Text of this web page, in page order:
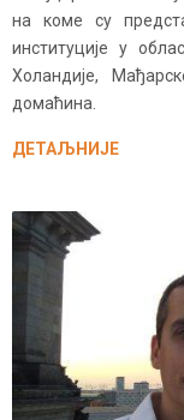
на коме су
институције у
Холандије,
домаћина.
ДЕТАЉНИЈЕ